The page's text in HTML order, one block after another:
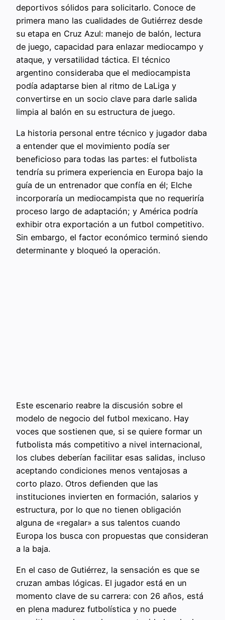
deportivos sólidos para solicitarlo. Conoce de
primera mano las cualidades de Gutiérrez desde
su etapa en Cruz Azul: manejo de balón, lectura
de juego, capacidad para enlazar mediocampo y
ataque, y versatilidad táctica. El técnico
argentino consideraba que el mediocampista
podía adaptarse bien al ritmo de LaLiga y
convertirse en un socio clave para darle salida
limpia al balón en su estructura de juego.
La historia personal entre técnico y jugador daba
a entender que el movimiento podía ser
beneficioso para todas las partes: el futbolista
tendría su primera experiencia en Europa bajo la
guía de un entrenador que confía en él; Elche
incorporaría un mediocampista que no requeriría
proceso largo de adaptación; y América podría
exhibir otra exportación a un futbol competitivo.
Sin embargo, el factor económico terminó siendo
determinante y bloqueó la operación.
Este escenario reabre la discusión sobre el
modelo de negocio del futbol mexicano. Hay
voces que sostienen que, si se quiere formar un
futbolista más competitivo a nivel internacional,
los clubes deberían facilitar esas salidas, incluso
aceptando condiciones menos ventajosas a
corto plazo. Otros defienden que las
instituciones invierten en formación, salarios y
estructura, por lo que no tienen obligación
alguna de «regalar» a sus talentos cuando
Europa los busca con propuestas que consideran
a la baja.
En el caso de Gutiérrez, la sensación es que se
cruzan ambas lógicas. El jugador está en un
momento clave de su carrera: con 26 años, está
en plena madurez futbolística y no puede